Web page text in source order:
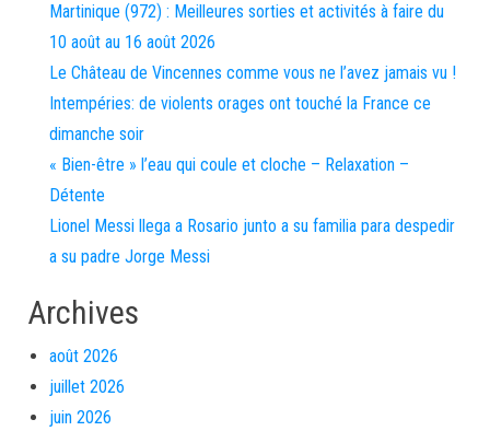
Martinique (972) : Meilleures sorties et activités à faire du
10 août au 16 août 2026
Le Château de Vincennes comme vous ne l’avez jamais vu !
Intempéries: de violents orages ont touché la France ce
dimanche soir
« Bien-être » l’eau qui coule et cloche – Relaxation –
Détente
Lionel Messi llega a Rosario junto a su familia para despedir
a su padre Jorge Messi
Archives
août 2026
juillet 2026
juin 2026